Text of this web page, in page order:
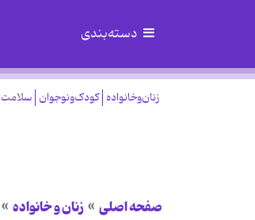
دسته‌بندی
زنان‌وخانواده کودک‌ونوجوان سلامت
صفحه اصلی زنان و خانواده